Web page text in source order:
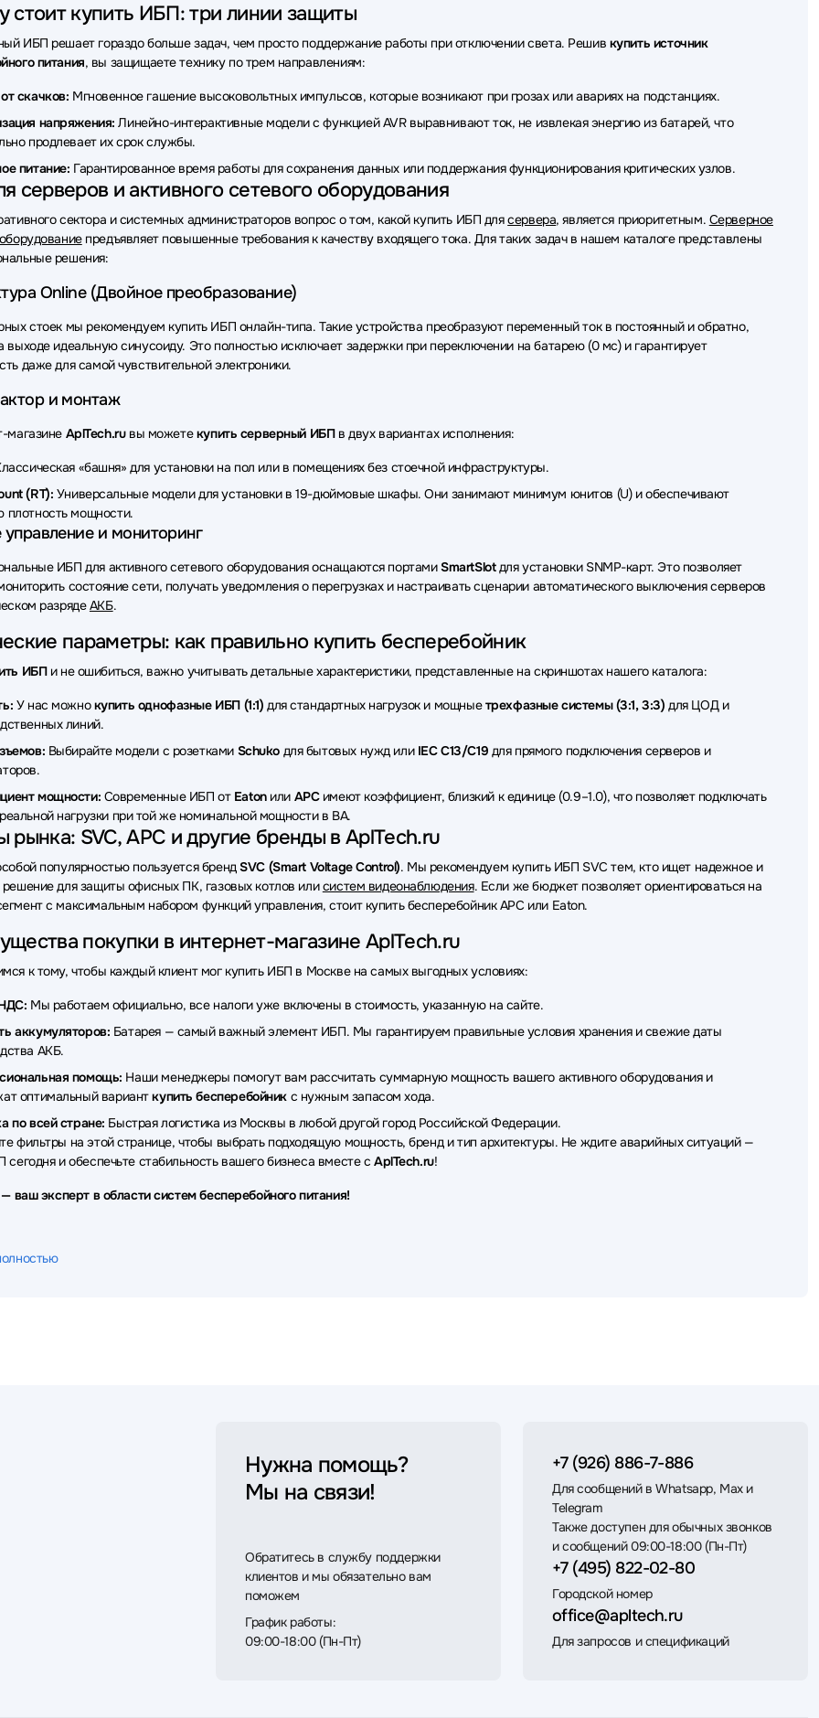
бесперебойного питания (ИБП - UPS) ADC Источники бесперебойного питания (ИБП - UPS) Borri
бесперебойного питания (ИБП - UPS) DKC Источники бесперебойного питания (ИБП - UPS) Delta Battery
бесперебойного питания (ИБП - UPS) 2E Источники бесперебойного питания (ИБП - UPS) VOLTA
бесперебойного питания (ИБП - UPS) Сайбер Электро
бесперебойного питания (ИБП - UPS) Sven Источники бесперебойного питания (ИБП - UPS)
бесперебойного питания (ИБП - UPS) Hikvision Источники бесперебойного питания (ИБП - UPS) ABB
бесперебойного питания (ИБП - UPS) Crusader
бесперебойного питания (ИБП - UPS) OPTIMA Источники бесперебойного питания (ИБП - UPS) Irbis
бесперебойного питания (ИБП - UPS) HIDEN EXPERT Источники бесперебойного питания (ИБП - UPS) Norden
бесперебойного питания (ИБП - UPS) NJoy
бесперебойного питания (ИБП - UPS) Qdion Источники бесперебойного питания (ИБП - UPS) CROWN micro
бесперебойного питания (ИБП - UPS) CROWN Источники бесперебойного питания (ИБП - UPS) Dimprom
стоит купить ИБП: три линии защиты
ИБП решает гораздо больше задач, чем просто поддержание работы при отключении света. Решив купить источник
питания, вы защищаете технику по трем направлениям:
скачков: Мгновенное гашение высоковольтных импульсов, которые возникают при грозах или авариях на подстанциях.
напряжения: Линейно-интерактивные модели с функцией AVR выравнивают ток, не извлекая энергию из батарей, что
продлевает их срок службы.
питание: Гарантированное время работы для сохранения данных или поддержания функционирования критических узлов.
серверов и активного сетевого оборудования
сектора и системных администраторов вопрос о том, какой купить ИБП длясервера, является приоритетным. Серверное
предъявляет повышенные требования к качеству входящего тока. Для таких задач в нашем каталоге представлены
решения:
Online (Двойное преобразование)
стоек мы рекомендуем купить ИБП онлайн-типа. Такие устройства преобразуют переменный ток в постоянный и обратно,
выходе идеальную синусоиду. Это полностью исключает задержки при переключении на батарею (0 мс) и гарантирует
даже для самой чувствительной электроники.
и монтаж
магазине AplTech.ruвы можетекупить серверный ИБПв двух вариантах исполнения:
«башня» для установки на пол или в помещениях без стоечной инфраструктуры.
(RT): Универсальные модели для установки в 19-дюймовые шкафы. Они занимают минимум юнитов (U) и обеспечивают
плотность мощности.
управление и мониторинг
ИБП для активного сетевого оборудования оснащаются портамиSmartSlotдля установки SNMP-карт. Это позволяет
состояние сети, получать уведомления о перегрузках и настраивать сценарии автоматического выключения серверов
разрядеАКБ.
параметры: как правильно купить бесперебойник
ИБПи не ошибиться, важно учитывать детальные характеристики, представленные на скриншотах нашего каталога:
У нас можнокупить однофазные ИБП (1:1) для стандартных нагрузок и мощныетрехфазные системы (3:1, 3:3) для ЦОД и
линий.
Выбирайте модели с розетками Schukoдля бытовых нужд или IEC C13/C19 для прямого подключения серверов и
мощности: Современные ИБП от Eatonили APCимеют коэффициент, близкий к единице (0.9–1.0), что позволяет подключать
нагрузки при той же номинальной мощности в ВА.
рынка: SVC, APC и другие бренды в AplTech.ru
популярностью пользуется брендSVC (Smart Voltage Control). Мы рекомендуем купить ИБП SVC тем, кто ищет надежное и
решение для защиты офисных ПК, газовых котлов илисистем видеонаблюдения. Если же бюджет позволяет ориентироваться на
с максимальным набором функций управления, стоит купить бесперебойник APC или Eaton.
покупки в интернет-магазине AplTech.ru
к тому, чтобы каждый клиент мог купить ИБП в Москве на самых выгодных условиях:
Мы работаем официально, все налоги уже включены в стоимость, указанную на сайте.
аккумуляторов: Батарея — самый важный элемент ИБП. Мы гарантируем правильные условия хранения и свежие даты
АКБ.
помощь: Наши менеджеры помогут вам рассчитать суммарную мощность вашего активного оборудования и
оптимальный варианткупить бесперебойникс нужным запасом хода.
по всей стране: Быстрая логистика из Москвы в любой другой город Российской Федерации.
фильтры на этой странице, чтобы выбрать подходящую мощность, бренд и тип архитектуры. Не ждите аварийных ситуаций —
сегодня и обеспечьте стабильность вашего бизнеса вместе сAplTech.ru!
ваш эксперт в области систем бесперебойного питания!
Нужна помощь?
Мы на связи!
Обратитесь в службу поддержки
клиентов и мы обязательно вам
поможем
График работы:
09:00-18:00 (Пн-Пт)
+7 (926) 886-7-886
Для сообщений в Whatsapp, Max и
Telegram
Также доступен для обычных звонков
и сообщений 09:00-18:00 (Пн-Пт)
+7 (495) 822-02-80
Городской номер
office@apltech.ru
Для запросов и спецификаций